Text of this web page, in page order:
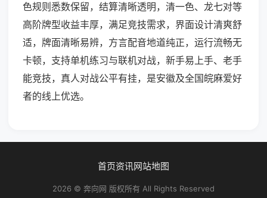
色规则悉数保留，结算清晰透明，清一色、龙七对等
高阶牌型收益丰厚，满足竞技需求，界面设计清爽舒
适，牌面清晰易辨，方言配音地道纯正，运行流畅无
卡顿，支持单机练习与联机对战，新手易上手、老手
能竞技，真人对战公平有挂，是安徽及全国皖麻爱好
者的线上优选。
首页资讯网站地图
2026 © 奔向网 版权所有 All Rights Reserved